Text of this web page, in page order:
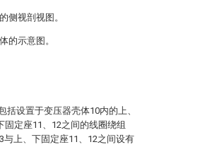
侧视剖视图。
的示意图。
括设置于变压器壳体10内的上、
固定座11、12之间的线圈绕组
与上、下固定座11、12之间设有